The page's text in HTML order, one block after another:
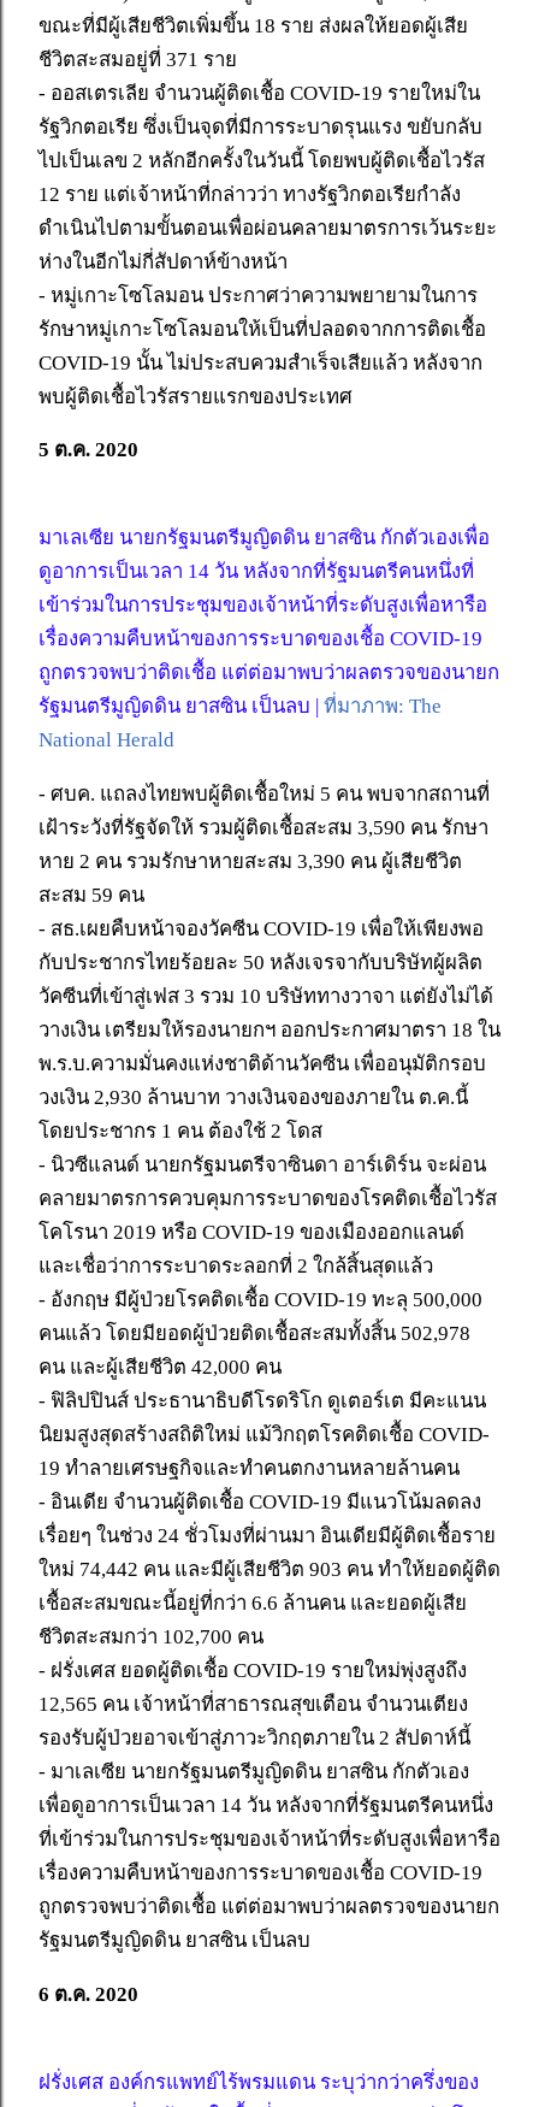
ขณะที่มีผู้เสียชีวิตเพิ่มขึ้น 18 ราย ส่งผลให้ยอดผู้เสีย
ชีวิตสะสมอยู่ที่ 371 ราย
- ออสเตรเลีย จำนวนผู้ติดเชื้อ COVID-19 รายใหม่ใน
รัฐวิกตอเรีย ซึ่งเป็นจุดที่มีการระบาดรุนแรง ขยับกลับ
ไปเป็นเลข 2 หลักอีกครั้งในวันนี้ โดยพบผู้ติดเชื้อไวรัส
12 ราย แต่เจ้าหน้าที่กล่าวว่า ทางรัฐวิกตอเรียกำลัง
ดำเนินไปตามขั้นตอนเพื่อผ่อนคลายมาตรการเว้นระยะ
ห่างในอีกไม่กี่สัปดาห์ข้างหน้า
- หมู่เกาะโซโลมอน ประกาศว่าความพยายามในการ
รักษาหมู่เกาะโซโลมอนให้เป็นที่ปลอดจากการติดเชื้อ
COVID-19 นั้น ไม่ประสบควมสำเร็จเสียแล้ว หลังจาก
พบผู้ติดเชื้อไวรัสรายแรกของประเทศ
5 ต.ค. 2020
มาเลเซีย นายกรัฐมนตรีมูญิดดิน ยาสซิน กักตัวเองเพื่อ
ดูอาการเป็นเวลา 14 วัน หลังจากที่รัฐมนตรีคนหนึ่งที่
เข้าร่วมในการประชุมของเจ้าหน้าที่ระดับสูงเพื่อหารือ
เรื่องความคืบหน้าของการระบาดของเชื้อ COVID-19
ถูกตรวจพบว่าติดเชื้อ แต่ต่อมาพบว่าผลตรวจของนายก
รัฐมนตรีมูญิดดิน ยาสซิน เป็นลบ | ที่มาภาพ: The
National Herald
- ศบค. แถลงไทยพบผู้ติดเชื้อใหม่ 5 คน พบจากสถานที่
เฝ้าระวังที่รัฐจัดให้ รวมผู้ติดเชื้อสะสม 3,590 คน รักษา
หาย 2 คน รวมรักษาหายสะสม 3,390 คน ผู้เสียชีวิต
สะสม 59 คน
- สธ.เผยคืบหน้าจองวัคซีน COVID-19 เพื่อให้เพียงพอ
กับประชากรไทยร้อยละ 50 หลังเจรจากับบริษัทผู้ผลิต
วัคซีนที่เข้าสู่เฟส 3 รวม 10 บริษัททางวาจา แต่ยังไม่ได้
วางเงิน เตรียมให้รองนายกฯ ออกประกาศมาตรา 18 ใน
พ.ร.บ.ความมั่นคงแห่งชาติด้านวัคซีน เพื่ออนุมัติกรอบ
วงเงิน 2,930 ล้านบาท วางเงินจองของภายใน ต.ค.นี้
โดยประชากร 1 คน ต้องใช้ 2 โดส
- นิวซีแลนด์ นายกรัฐมนตรีจาซินดา อาร์เดิร์น จะผ่อน
คลายมาตรการควบคุมการระบาดของโรคติดเชื้อไวรัส
โคโรนา 2019 หรือ COVID-19 ของเมืองออกแลนด์
และเชื่อว่าการระบาดระลอกที่ 2 ใกล้สิ้นสุดแล้ว
- อังกฤษ มีผู้ป่วยโรคติดเชื้อ COVID-19 ทะลุ 500,000
คนแล้ว โดยมียอดผู้ป่วยติดเชื้อสะสมทั้งสิ้น 502,978
คน และผู้เสียชีวิต 42,000 คน
- ฟิลิปปินส์ ประธานาธิบดีโรดริโก ดูเตอร์เต มีคะแนน
นิยมสูงสุดสร้างสถิติใหม่ แม้วิกฤตโรคติดเชื้อ COVID-
19 ทำลายเศรษฐกิจและทำคนตกงานหลายล้านคน
- อินเดีย จำนวนผู้ติดเชื้อ COVID-19 มีแนวโน้มลดลง
เรื่อยๆ ในช่วง 24 ชั่วโมงที่ผ่านมา อินเดียมีผู้ติดเชื้อราย
ใหม่ 74,442 คน และมีผู้เสียชีวิต 903 คน ทำให้ยอดผู้ติด
เชื้อสะสมขณะนี้อยู่ที่กว่า 6.6 ล้านคน และยอดผู้เสีย
ชีวิตสะสมกว่า 102,700 คน
- ฝรั่งเศส ยอดผู้ติดเชื้อ COVID-19 รายใหม่พุ่งสูงถึง
12,565 คน เจ้าหน้าที่สาธารณสุขเตือน จำนวนเตียง
รองรับผู้ป่วยอาจเข้าสู่ภาวะวิกฤตภายใน 2 สัปดาห์นี้
- มาเลเซีย นายกรัฐมนตรีมูญิดดิน ยาสซิน กักตัวเอง
เพื่อดูอาการเป็นเวลา 14 วัน หลังจากที่รัฐมนตรีคนหนึ่ง
ที่เข้าร่วมในการประชุมของเจ้าหน้าที่ระดับสูงเพื่อหารือ
เรื่องความคืบหน้าของการระบาดของเชื้อ COVID-19
ถูกตรวจพบว่าติดเชื้อ แต่ต่อมาพบว่าผลตรวจของนายก
รัฐมนตรีมูญิดดิน ยาสซิน เป็นลบ
6 ต.ค. 2020
ฝรั่งเศส องค์กรแพทย์ไร้พรมแดน ระบุว่ากว่าครึ่งของ